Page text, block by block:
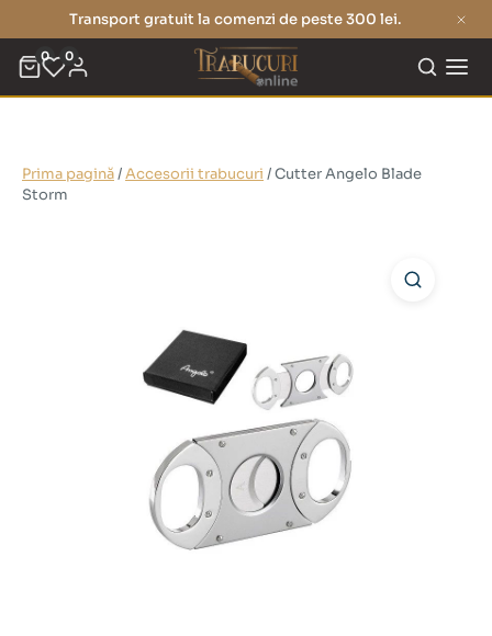
Transport gratuit la comenzi de peste 300 lei.
0 0
Prima pagină/Accesorii trabucuri / Cutter Angelo Blade
Storm